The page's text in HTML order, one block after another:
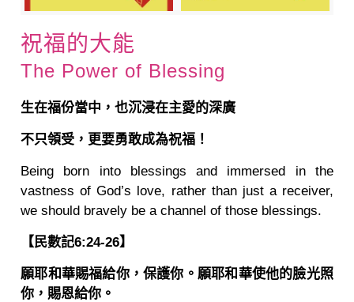
祝福的大能
The Power of Blessing
生在福份當中，也沉浸在主愛的深廣
不只領受，更要勇敢成為祝福！
Being born into blessings and immersed in the
vastness of God’s love, rather than just a receiver,
we should bravely be a channel of those blessings.
【民數記6:24-26】
願耶和華賜福給你，保護你。願耶和華使他的臉光照
你，賜恩給你。